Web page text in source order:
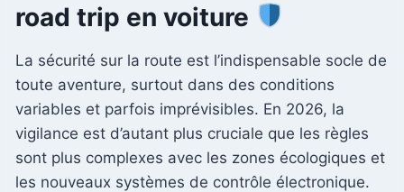
road trip en voiture
La sécurité sur la route est l’indispensable socle de
toute aventure, surtout dans des conditions
variables et parfois imprévisibles. En 2026, la
vigilance est d’autant plus cruciale que les règles
sont plus complexes avec les zones écologiques et
les nouveaux systèmes de contrôle électronique.